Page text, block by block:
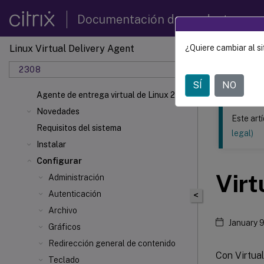
Documentación de productos
Linux Virtual Delivery Agent
2308
Agente de entrega virtual de Linux 2308
Novedades
Requisitos del sistema
Instalar
Configurar
Administración
Autenticación
Archivo
Gráficos
Redirección general de contenido
Teclado
Este
<
Este
legal)
January
Con
¿Quiere cambiar al
SÍ NO